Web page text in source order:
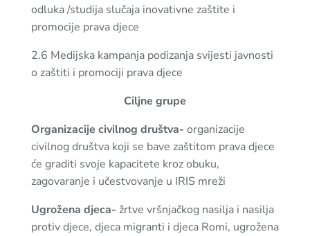
odluka /studija slučaja inovativne zaštite i
promocije prava djece
2.6 Medijska kampanja podizanja svijesti javnosti
o zaštiti i promociji prava djece
Ciljne grupe
Organizacije civilnog društva- organizacije
civilnog društva koji se bave zaštitom prava djece
će graditi svoje kapacitete kroz obuku,
zagovaranje i učestvovanje u IRIS mreži
Ugrožena djeca- žrtve vršnjačkog nasilja i nasilja
protiv djece, djeca migranti i djeca Romi, ugrožena